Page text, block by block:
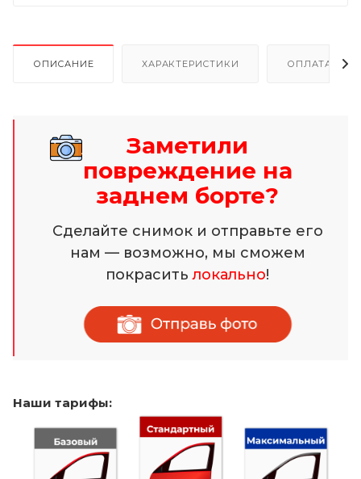
ОПИСАНИЕ ХАРАКТЕРИСТИКИ ОПЛАТА И
Заметили
повреждение на
заднем борте?
Сделайте снимок и отправьте его
нам — возможно, мы сможем
покраситьлокально!
Наши тарифы: